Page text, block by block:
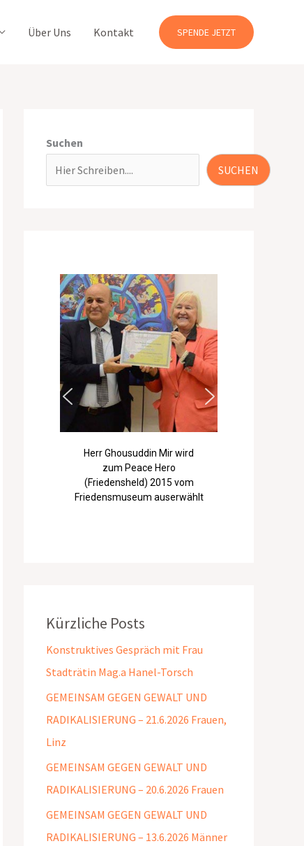
Über Uns Kontakt SPENDE JETZT
Suchen
SUCHEN
Herr Ghousuddin Mir wird
zum Peace Hero
(Friedensheld) 2015 vom
Friedensmuseum auserwählt
Kürzliche Posts
Konstruktives Gespräch mit Frau
Stadträtin Mag.a Hanel-Torsch
GEMEINSAM GEGEN GEWALT UND
RADIKALISIERUNG – 21.6.2026 Frauen,
Linz
GEMEINSAM GEGEN GEWALT UND
RADIKALISIERUNG – 20.6.2026 Frauen
GEMEINSAM GEGEN GEWALT UND
RADIKALISIERUNG – 13.6.2026 Männer